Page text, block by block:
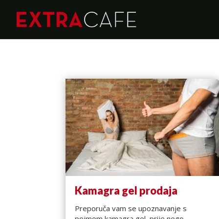
Kamagra gel prodaja
Preporuča vam se upoznavanje s